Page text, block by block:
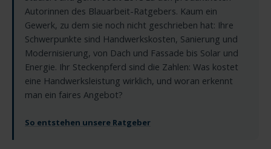
Autorinnen des Blauarbeit-Ratgebers. Kaum ein
Gewerk, zu dem sie noch nicht geschrieben hat: Ihre
Schwerpunkte sind Handwerkskosten, Sanierung und
Modernisierung, von Dach und Fassade bis Solar und
Energie. Ihr Steckenpferd sind die Zahlen: Was kostet
eine Handwerksleistung wirklich, und woran erkennt
man ein faires Angebot?
So entstehen unsere Ratgeber